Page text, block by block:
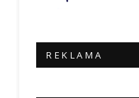
R E K L A M A